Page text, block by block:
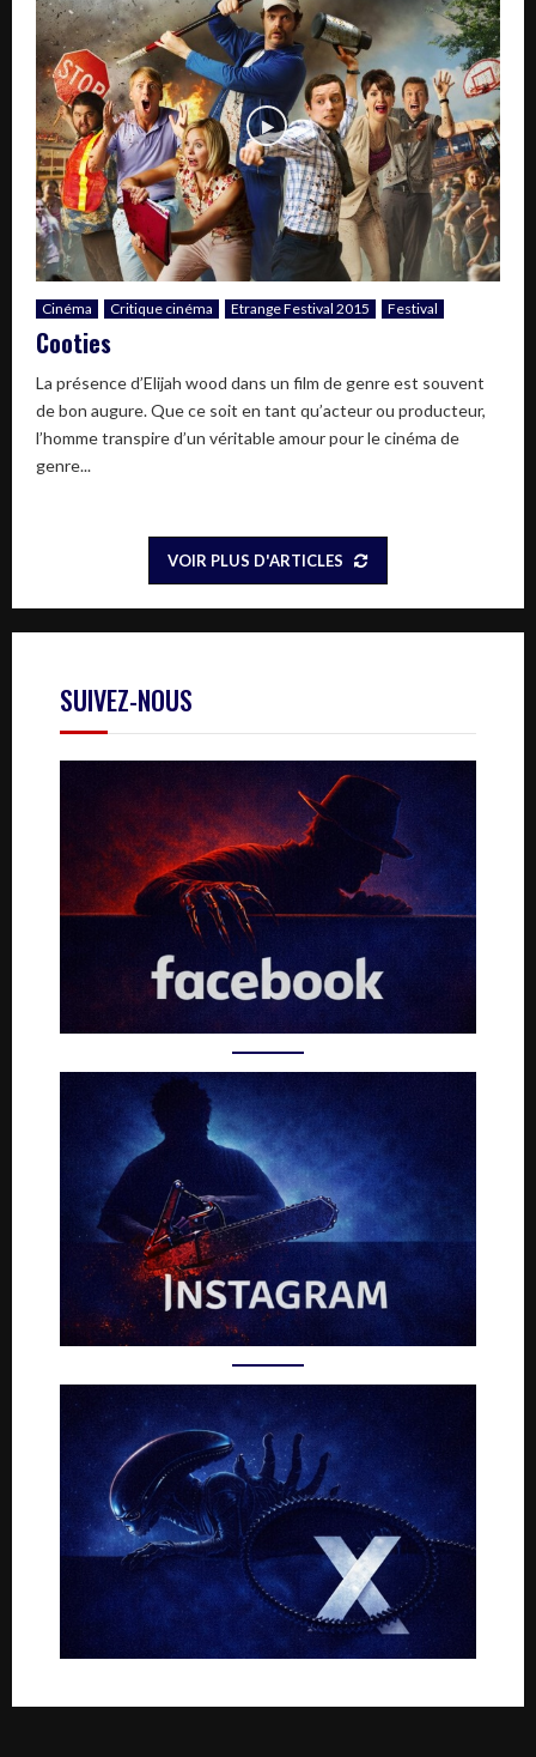
Cinéma Critique cinéma Etrange Festival 2015 Festival
Cooties
La présence d’Elijah wood dans un film de genre est souvent
de bon augure. Que ce soit en tant qu’acteur ou producteur,
l’homme transpire d’un véritable amour pour le cinéma de
genre...
VOIR PLUS D'ARTICLES
SUIVEZ-NOUS